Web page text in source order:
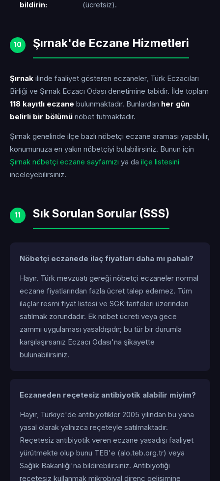
bildirin:
(ücretsiz).
10 Şırnak'de Eczane Hizmetleri
Şırnak ilinde faaliyet gösteren eczaneler, Türk Eczacıları
Birliği ve Şırnak Eczacı Odası denetimine tabidir. İlde toplam
118 kayıtlı eczane bulunmaktadır. Bunlardan her gün
belirli bir bölümü nöbet tutmaktadır.
Şırnak genelinde ilçe bazlı nöbetçi eczane araması yapabilir,
konumunuza en yakın nöbetçiyi bulabilirsiniz. Bunun için
Şırnak nöbetçi eczane sayfamızı ya da ilçe listesini
inceleyebilirsiniz.
11 Sık Sorulan Sorular (SSS)
Nöbetçi eczanede ilaç fiyatları daha mı pahalı?
Hayır. Türk mevzuatı gereği nöbetçi eczaneler normal
eczane fiyatlarından fazla ücret talep edemez. Tüm
ilaçlar resmi fiyat listesi ve SGK tarifeleri üzerinden
satılmak zorundadır. Ek nöbet ücreti veya gece
zammı uygulaması yasaldışıdır; bu tür bir durumla
karşılaşırsanız Eczacı Odası'na şikayette
bulunabilirsiniz.
Eczaneden reçetesiz antibiyotik alabilir miyim?
Hayır, Türkiye'de antibiyotikler 2005 yılından bu yana
yasal olarak yalnızca reçeteyle satılmaktadır.
Reçetesiz antibiyotik veren eczane yasadışı faaliyet
yürütmekte olup bunu TEB'e (alo.teb.org.tr) veya
Sağlık Bakanlığı'na bildirebilirsiniz. Antibiyotiği
reçetesiz kullanmak mikrobiyal direnç gelişimine